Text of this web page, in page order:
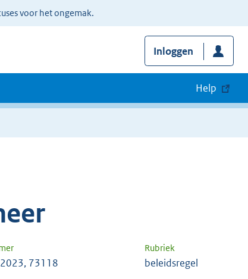
voor het ongemak.
Inloggen
Help
Rubriek
73118 beleidsregel